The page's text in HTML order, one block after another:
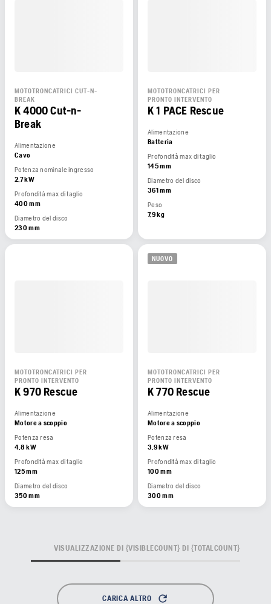
MOTOTRONCATRICI CUT-N-
BREAK
K 4000 Cut-n-
Break
Alimentazione
Cavo
Potenza nominale ingresso
2,7 kW
Profondità max di taglio
400 mm
Diametro del disco
230 mm
MOTOTRONCATRICI PER
PRONTO INTERVENTO
K 1 PACE Rescue
Alimentazione
Batteria
Profondità max di taglio
145 mm
Diametro del disco
361 mm
Peso
7,9 kg
MOTOTRONCATRICI PER
PRONTO INTERVENTO
K 970 Rescue
Alimentazione
Motore a scoppio
Potenza resa
4,8 kW
Profondità max di taglio
125 mm
Diametro del disco
350 mm
NUOVO
MOTOTRONCATRICI PER
PRONTO INTERVENTO
K 770 Rescue
Alimentazione
Motore a scoppio
Potenza resa
3,9 kW
Profondità max di taglio
100 mm
Diametro del disco
300 mm
CARICA ALTRO
VISUALIZZAZIONE DI {VISIBLECOUNT} DI {TOTALCOUNT}